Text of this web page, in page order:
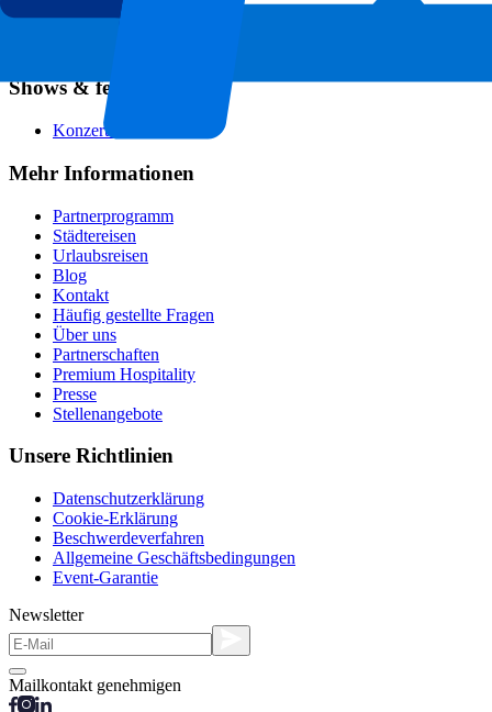
Shows & festivals
Konzerte
Mehr Informationen
Partnerprogramm
Städtereisen
Urlaubsreisen
Blog
Kontakt
Häufig gestellte Fragen
Über uns
Partnerschaften
Premium Hospitality
Presse
Stellenangebote
Unsere Richtlinien
Datenschutzerklärung
Cookie-Erklärung
Beschwerdeverfahren
Allgemeine Geschäftsbedingungen
Event-Garantie
Newsletter
Mailkontakt genehmigen